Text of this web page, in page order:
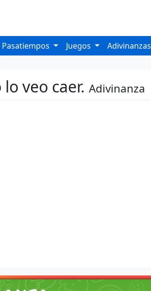
Pasatiempos Juegos Adivinanzas
veo caer. Adivinanza